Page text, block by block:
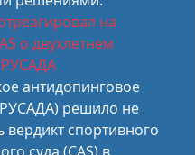
на
о двухлетнем
РУСАДА
антидопинговое
решило не
вердикт спортивного